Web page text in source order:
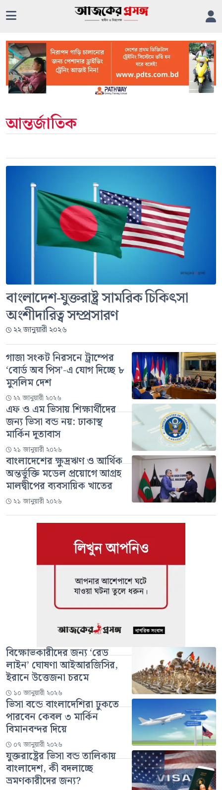
আন্তর্জাতিক
বাংলাদেশ-যুক্তরাষ্ট্র সামরিক চিকিৎসা
অংশীদারিত্ব সম্প্রসারণ
২২ জানুয়ারী ২০২৬
গাজা সংকট নিরসনে ট্রাম্পের
‘বোর্ড অব পিস’-এ যোগ দিচ্ছে ৮
মুসলিম দেশ
২২ জানুয়ারী ২০২৬
এফ ও এম ভিসায় শিক্ষার্থীদের
জন্য ভিসা বন্ড নয়: ঢাকাস্থ
মার্কিন দূতাবাস
২১ জানুয়ারী ২০২৬
বাংলাদেশের ক্ষুদ্রঋণ ও আর্থিক
অন্তর্ভুক্তি মডেল প্রয়োগে আগ্রহ
মালদ্বীপের ব্যবসায়িক খাতের
২১ জানুয়ারী ২০২৬
বিক্ষোভকারীদের জন্য ‘রেড
লাইন’ ঘোষণা আইআরজিসির,
ইরানে উত্তেজনা চরমে
১০ জানুয়ারী ২০২৬
ভিসা বন্ডে বাংলাদেশিরা ঢুকতে
পারবেন কেবল ৩ মার্কিন
বিমানবন্দর দিয়ে
০৭ জানুয়ারী ২০২৬
যুক্তরাষ্ট্রের ভিসা বন্ড তালিকায়
বাংলাদেশ, কী বদলাচ্ছে
ভ্রমণকারীদের জন্য?